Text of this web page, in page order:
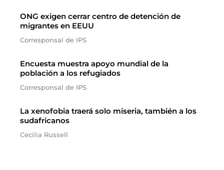
ONG exigen cerrar centro de detención de
migrantes en EEUU
Corresponsal de IPS
Encuesta muestra apoyo mundial de la
población a los refugiados
Corresponsal de IPS
La xenofobia traerá solo miseria, también a los
sudafricanos
Cecilia Russell